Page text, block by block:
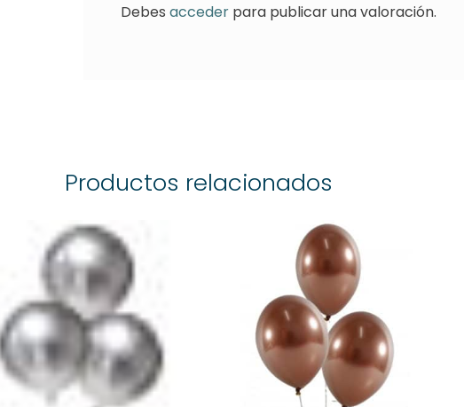
Debes accederpara publicar una valoración.
Productos relacionados